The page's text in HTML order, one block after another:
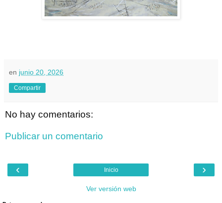
en junio 20, 2026
Compartir
No hay comentarios:
Publicar un comentario
‹ ›
Inicio
Ver versión web